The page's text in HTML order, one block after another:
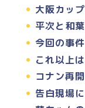
大阪カッ
平次と和
今回の事
これ以上
コナン再
告白現場